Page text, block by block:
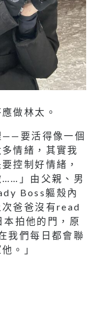
做林太。
——要活得像一個
情緒，其實我
控制好情緒，
……」由父親、男
Boss軀殼內
爸爸沒有read
拍他的門，原
我們每日都會聯
。」